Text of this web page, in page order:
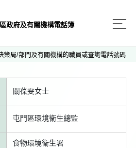
政府及有關機構電話簿
策局/部門及有關機構的職員或查詢電話號碼
關葆雯女士
屯門區環境衞生總監
食物環境衞生署